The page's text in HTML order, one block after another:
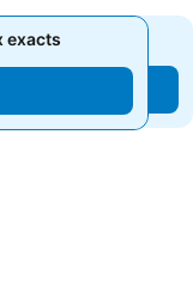
exacts
exacts